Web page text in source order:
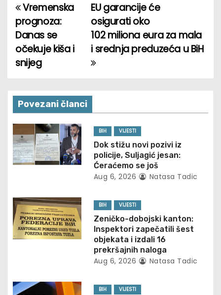
P
o
s
n
a
v
i
a
t
i
n
EU garancije će
osigurati oko
102 miliona eura za mala
i srednja preduzeća u BiH
Vremenska
prognoza:
Danas se
očekuje kiša i
snijeg
Povezani članci
BIH VIJESTI
Dok stižu novi pozivi iz
policije, Suljagić jesan:
Ćeraćemo se još
Aug 6, 2026 Natasa Tadic
BIH VIJESTI
Zeničko-dobojski kanton:
Inspektori zapečatili šest
objekata i izdali 16
prekršajnih naloga
Aug 6, 2026 Natasa Tadic
BIH VIJESTI